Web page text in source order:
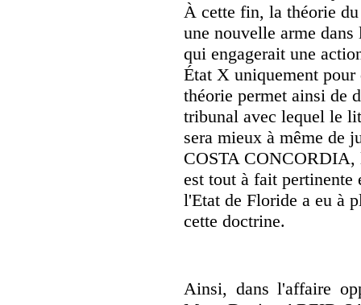
À cette fin, la théorie
une nouvelle arme
qui engagerait une
État X uniquement
théorie permet ainsi de
tribunal avec lequel le
sera mieux à même de
COSTA CONCORDIA,
est tout à fait pertinente
l'Etat de Floride a eu à
cette doctrine.
Ainsi, dans l'affaire